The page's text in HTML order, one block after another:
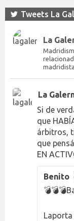
Tweets La
La
La
Si de
que
árbitros,
que
EN
Benito
Laporta